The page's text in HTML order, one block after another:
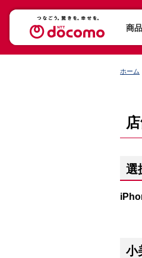
商
ホーム
選
小